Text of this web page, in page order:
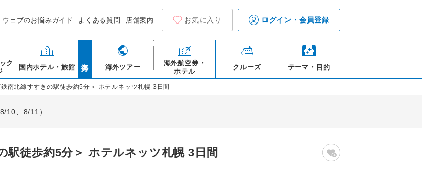
ウェブのお悩みガイド よくある質問 店舗案内 お気に入り ログイン・会員登録
ク
国内ホテル・旅館 海外ツアー
海外航空券・
ホテル
クルーズ テーマ・目的
南北線すすきの駅徒歩約5分＞ ホテルネッツ札幌 3日間
10、8/11）
駅徒歩約5分＞ ホテルネッツ札幌 3日間